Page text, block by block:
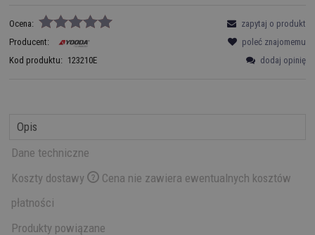
Ocena:
Producent:
Kod produktu: 123210E
zapytaj o produkt
poleć znajomemu
dodaj opinię
Opis
Dane techniczne
Koszty dostawy
Cena nie zawiera ewentualnych kosztów
płatności
Produkty powiązane